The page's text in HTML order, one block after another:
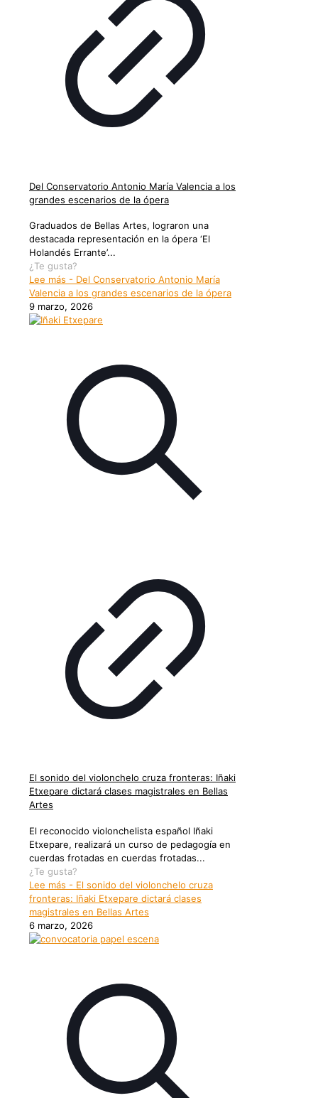
Del Conservatorio Antonio María Valencia a los
grandes escenarios de la ópera
Graduados de Bellas Artes, lograron una
destacada representación en la ópera ‘El
Holandés Errante’...
¿Te gusta?
Lee más - Del Conservatorio Antonio María
Valencia a los grandes escenarios de la ópera
9 marzo, 2026
El sonido del violonchelo cruza fronteras: Iñaki
Etxepare dictará clases magistrales en Bellas
Artes
El reconocido violonchelista español Iñaki
Etxepare, realizará un curso de pedagogía en
cuerdas frotadas en cuerdas frotadas...
¿Te gusta?
Lee más - El sonido del violonchelo cruza
fronteras: Iñaki Etxepare dictará clases
magistrales en Bellas Artes
6 marzo, 2026